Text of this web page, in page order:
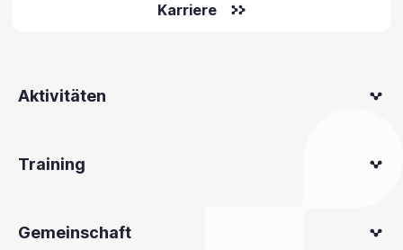
Karriere
Aktivitäten
Training
Gemeinschaft